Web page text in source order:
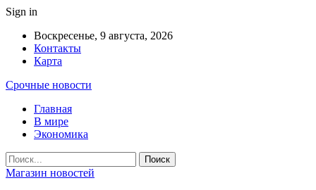
Sign in
Воскресенье, 9 августа, 2026
Контакты
Карта
Срочные новости
Главная
В мире
Экономика
Магазин новостей